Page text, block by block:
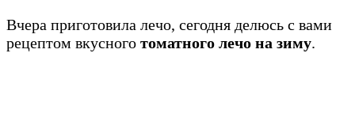
Вчера приготовила лечо, сегодня делюсь с вами
рецептом вкусного томатного лечо на зиму.